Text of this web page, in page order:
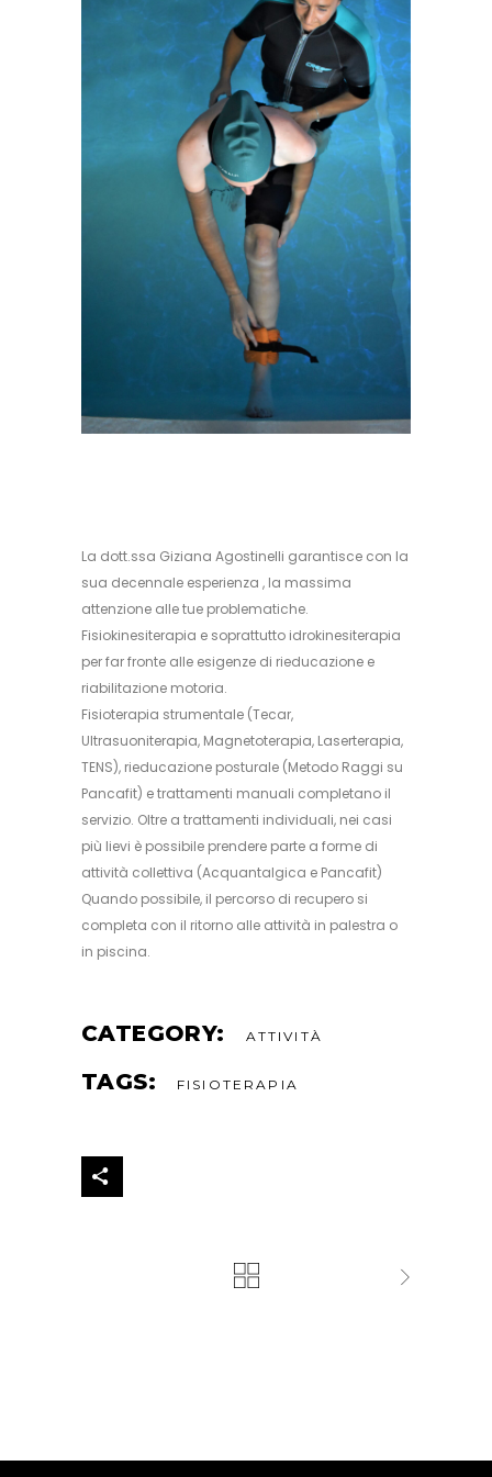
La dott.ssa Giziana Agostinelli garantisce con la
sua decennale esperienza , la massima
attenzione alle tue problematiche.
Fisiokinesiterapia e soprattutto idrokinesiterapia
per far fronte alle esigenze di rieducazione e
riabilitazione motoria.
Fisioterapia strumentale (Tecar,
Ultrasuoniterapia, Magnetoterapia, Laserterapia,
TENS), rieducazione posturale (Metodo Raggi su
Pancafit) e trattamenti manuali completano il
servizio. Oltre a trattamenti individuali, nei casi
più lievi è possibile prendere parte a forme di
attività collettiva (Acquantalgica e Pancafit)
Quando possibile, il percorso di recupero si
completa con il ritorno alle attività in palestra o
in piscina.
CATEGORY: ATTIVITÀ
TAGS: FISIOTERAPIA